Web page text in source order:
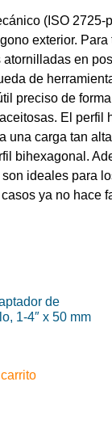
(ISO 2725-
exterior.
en
de
preciso de
El perfil
una carga tan
bihexagonal.
ideales para
ya no hace
de
1-4″ x 50 mm